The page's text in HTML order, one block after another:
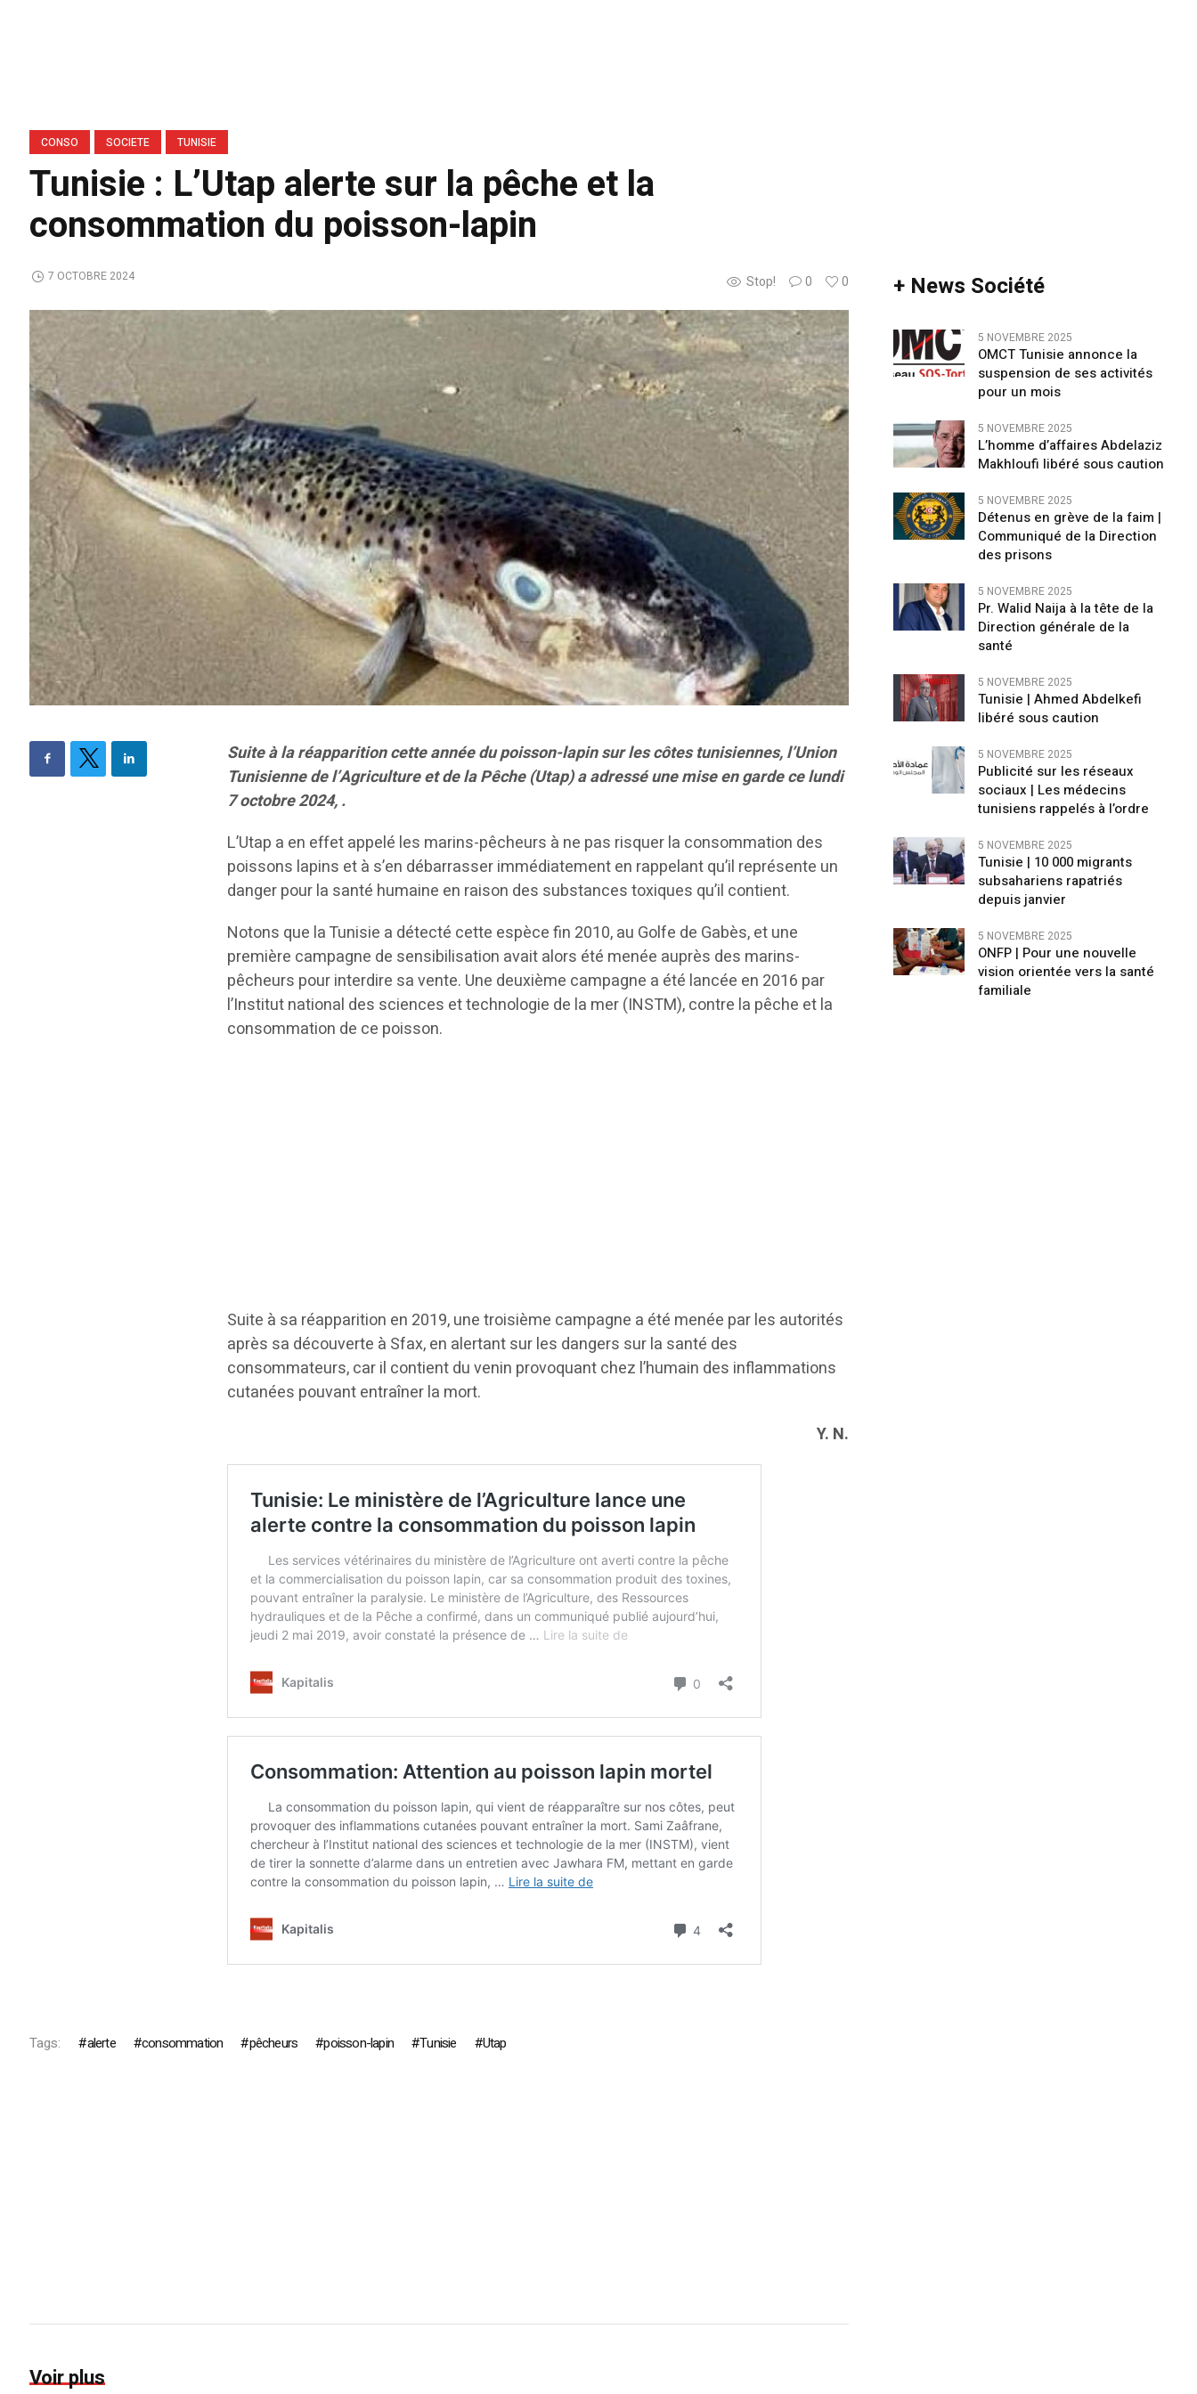
CONSO SOCIETE TUNISIE
Tunisie : L’Utap alerte sur la pêche et la
consommation du poisson-lapin
Stop! 0 0
7 OCTOBRE 2024
Suite à la réapparition cette année du poisson-lapin sur les côtes tunisiennes, l’Union
Tunisienne de l’Agriculture et de la Pêche (Utap) a adressé une mise en garde ce lundi
7 octobre 2024, .
L’Utap a en effet appelé les marins-pêcheurs à ne pas risquer la consommation des
poissons lapins et à s’en débarrasser immédiatement en rappelant qu’il représente un
danger pour la santé humaine en raison des substances toxiques qu’il contient.
Notons que la Tunisie a détecté cette espèce fin 2010, au Golfe de Gabès, et une
première campagne de sensibilisation avait alors été menée auprès des marins-
pêcheurs pour interdire sa vente. Une deuxième campagne a été lancée en 2016 par
l’Institut national des sciences et technologie de la mer (INSTM), contre la pêche et la
consommation de ce poisson.
Suite à sa réapparition en 2019, une troisième campagne a été menée par les autorités
après sa découverte à Sfax, en alertant sur les dangers sur la santé des
consommateurs, car il contient du venin provoquant chez l’humain des inflammations
cutanées pouvant entraîner la mort.
Y. N.
Tags: alerte consommation pêcheurs poisson-lapin Tunisie Utap
Voir plus
+ News Société
5 NOVEMBRE 2025
OMCT Tunisie annonce la
suspension de ses activités
pour un mois
5 NOVEMBRE 2025
L’homme d’affaires Abdelaziz
Makhloufi libéré sous caution
5 NOVEMBRE 2025
Détenus en grève de la faim |
Communiqué de la Direction
des prisons
5 NOVEMBRE 2025
Pr. Walid Naija à la tête de la
Direction générale de la
santé
5 NOVEMBRE 2025
Tunisie | Ahmed Abdelkefi
libéré sous caution
5 NOVEMBRE 2025
Publicité sur les réseaux
sociaux | Les médecins
tunisiens rappelés à l’ordre
5 NOVEMBRE 2025
Tunisie | 10 000 migrants
subsahariens rapatriés
depuis janvier
5 NOVEMBRE 2025
ONFP | Pour une nouvelle
vision orientée vers la santé
familiale